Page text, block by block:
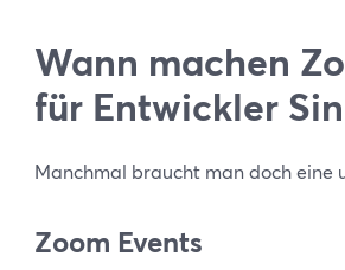
Wann machen
für Entwickler
Manchmal braucht man doch eine
Zoom Events